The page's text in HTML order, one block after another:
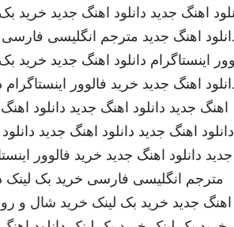
اهنگ جدید دانلود اهنگ جدید خرید
اهنگ جدید مترجم انگلیسی فارسی
اینستاگرام دانلود اهنگ جدید خرید
اهنگ جدید خرید فالوور اینستاگرام
اهنگ جدید دانلود اهنگ جدید دانلود
دانلود اهنگ جدید دانلود اهنگ جدید
جدید دانلود اهنگ جدید خرید فالوور
مترجم انگلیسی فارسی خرید بک لینک
اهنگ جدید خرید بک لینک خرید شال و